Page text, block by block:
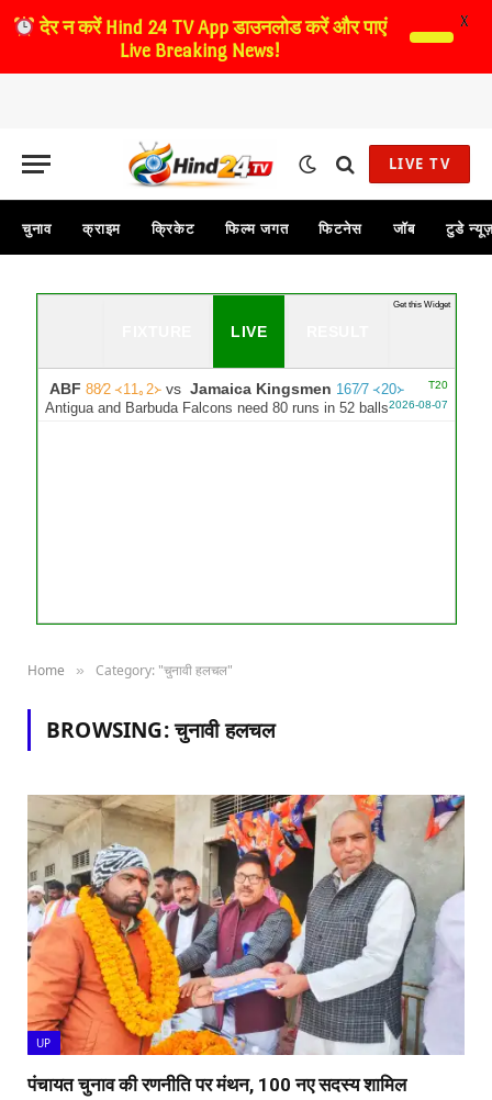
LIVE TV
चुनाव क्राइम क्रिकेट फिल्म जगत फिटनेस जॉब टुडे
LIVE
T20
ABF 88∕2 ᚜11｡2᚛vs Jamaica Kingsmen 167∕7 ᚜20᚛
2026-08-07
Antigua and Barbuda Falcons need 80 runs in 52 balls
Get this Widget
Home » Category: "चुनावी हलचल"
BROWSING:चुनावी हलचल
UP
पंचायत चुनाव की रणनीति पर मंथन, 100 नए सदस्य शामिल
देर न करेंHind 24 TV App डाउनलोड करें और पाएं
Live Breaking News!
X